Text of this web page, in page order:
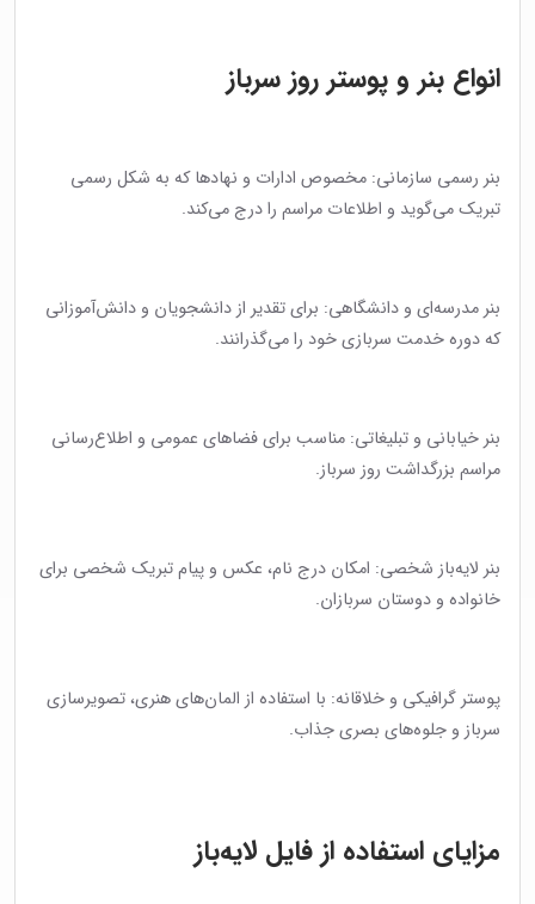
انواع بنر و پوستر روز سرباز
بنر رسمی سازمانی: مخصوص ادارات و نهادها که به شکل رسمی
تبریک می‌گوید و اطلاعات مراسم را درج می‌کند.
بنر مدرسه‌ای و دانشگاهی: برای تقدیر از دانشجویان و دانش‌آموزانی
که دوره خدمت سربازی خود را می‌گذرانند.
بنر خیابانی و تبلیغاتی: مناسب برای فضاهای عمومی و اطلاع‌رسانی
مراسم بزرگداشت روز سرباز.
بنر لایه‌باز شخصی: امکان درج نام، عکس و پیام تبریک شخصی برای
خانواده و دوستان سربازان.
پوستر گرافیکی و خلاقانه: با استفاده از المان‌های هنری، تصویرسازی
سرباز و جلوه‌های بصری جذاب.
مزایای استفاده از فایل لایه‌باز